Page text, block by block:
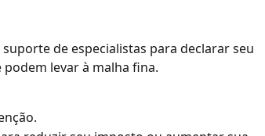
de especialistas para declarar seu
levar à malha fina.